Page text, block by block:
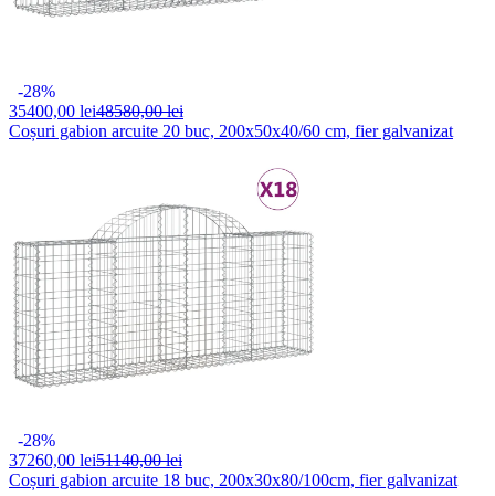
-28%
35400,00 lei48580,00 lei
Coșuri gabion arcuite 20 buc, 200x50x40/60 cm, fier galvanizat
-28%
37260,00 lei51140,00 lei
Coșuri gabion arcuite 18 buc, 200x30x80/100cm, fier galvanizat